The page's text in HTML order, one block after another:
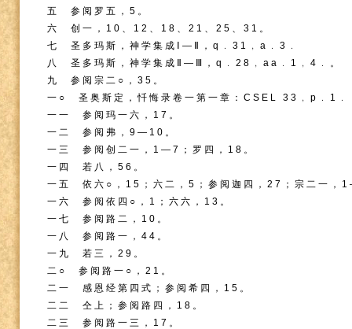
五 参阅罗五，5 。
六 创一， 10 、 12 、 18 、21 、25 、31 。
七 圣多玛斯，神学集成Ⅰ—Ⅱ，q ﹒31 ﹐a ﹒3 ﹒
八 圣多玛斯，神学集成Ⅱ—Ⅲ，q ﹒28 ﹐aa ﹒ 1 ﹐4 ﹒。
九 参阅宗二○，35 。
一○ 圣奥斯定，忏悔录卷一第一章：CSEL 33 ﹐p ﹒ 1
﹒
一一 参阅玛一六， 17 。
一二 参阅弗，9— 10 。
一三 参阅创二一， 1—7 ；罗四， 18 。
一四 若八，56 。
一五 依六○， 15 ；六二，5 ；参阅迦四，27 ；宗二一， 1
一六 参阅依四○， 1 ；六六， 13 。
一七 参阅路二， 10 。
一八 参阅路一，44 。
一九 若三，29 。
二○ 参阅路一○，21 。
二一 感恩经第四式；参阅希四， 15 。
二二 仝上；参阅路四， 18 。
二三 参阅路一三， 17 。